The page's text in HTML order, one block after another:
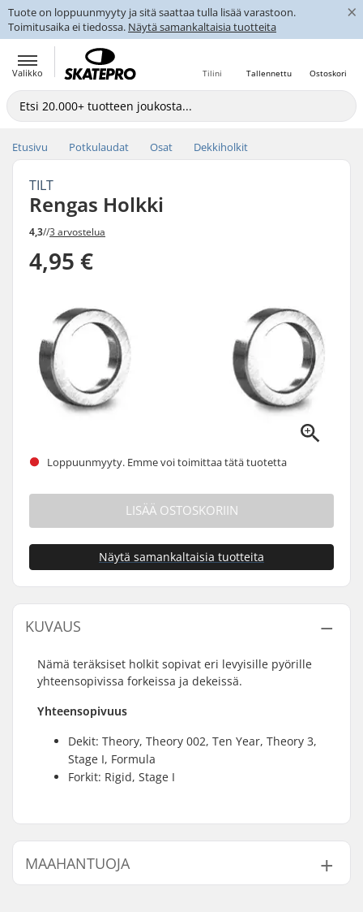
Tuote on loppuunmyyty ja sitä saattaa tulla lisää varastoon.
Toimitusaika ei tiedossa. Näytä samankaltaisia tuotteita
×
Valikko Ostoskori
Tallennettu
Tilini
Etusivu Potkulaudat Osat Dekkiholkit
TILT
Rengas Holkki
4,3//3 arvostelua
4,95 €
Loppuunmyyty. Emme voi toimittaa tätä tuotetta
LISÄÄ OSTOSKORIIN
Näytä samankaltaisia tuotteita
KUVAUS
Nämä teräksiset holkit sopivat eri levyisille pyörille
yhteensopivissa forkeissa ja dekeissä.
Yhteensopivuus
Dekit: Theory, Theory 002, Ten Year, Theory 3,
Stage I, Formula
Forkit: Rigid, Stage I
MAAHANTUOJA